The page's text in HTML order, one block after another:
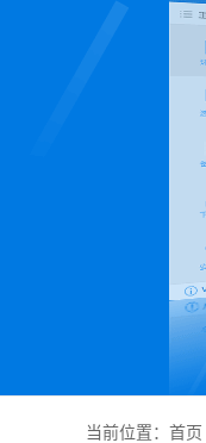
当前位置： 首页